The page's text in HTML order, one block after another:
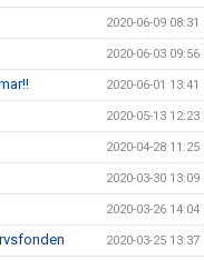
2020-06-09 08:31
2020-06-03 09:56
2020-06-01 13:41
2020-05-13 12:23
2020-04-28 11:25
2020-03-30 13:09
2020-03-26 14:04
2020-03-25 13:37